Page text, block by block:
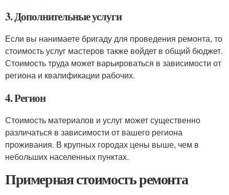
3. Дополнительные услуги
Если вы нанимаете бригаду для проведения ремонта, то
стоимость услуг мастеров также войдет в общий бюджет.
Стоимость труда может варьироваться в зависимости от
региона и квалификации рабочих.
4. Регион
Стоимость материалов и услуг может существенно
различаться в зависимости от вашего региона
проживания. В крупных городах цены выше, чем в
небольших населенных пунктах.
Примерная стоимость ремонта